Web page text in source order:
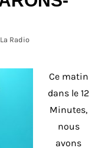
Radio
Ce matin
dans le 12
Minutes,
nous
avons